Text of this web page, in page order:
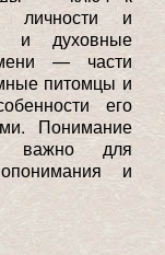
личности и
и духовные
— части
питомцы и
его
Понимание
важно для
и